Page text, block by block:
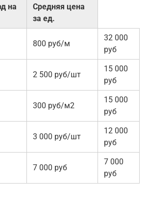
на
Средняя цена
за ед.
800 руб/м
32 000
руб
2 500 руб/шт
15 000
руб
300 руб/м2
15 000
руб
3 000 руб/шт
12 000
руб
7 000 руб
7 000
руб